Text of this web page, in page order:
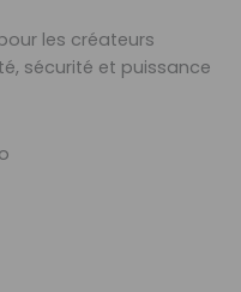
les créateurs
sécurité et puissance